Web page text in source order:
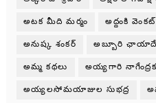
అటక మీది మర్మం అద్దంకి వెంకట్
అనుష్క శంకర్ అబ్బూరి
అమ్మ కథలు అయ్యగారి
అయ్యలసోమయాజుల సుభద్ర